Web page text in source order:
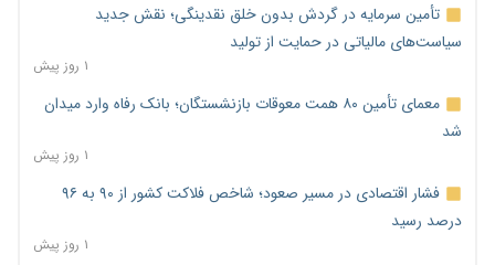
تأمین سرمایه در گردش بدون خلق نقدینگی؛ نقش جدید
سیاست‌های مالیاتی در حمایت از تولید
۱ روز پیش
معمای تأمین ۸۰ همت معوقات بازنشستگان؛ بانک رفاه وارد میدان
شد
۱ روز پیش
فشار اقتصادی در مسیر صعود؛ شاخص فلاکت کشور از ۹۰ به ۹۶
درصد رسید
۱ روز پیش